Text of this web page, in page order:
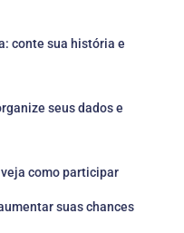
conte sua história e
seus dados e
como participar
suas chances